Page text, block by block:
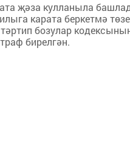
җәза кулланыла
карата беркетмә
бозулар
бирелгән.